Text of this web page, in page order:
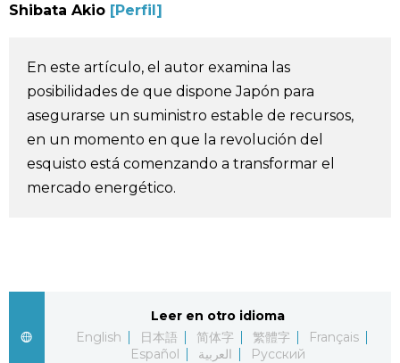
Vídeos e imágenes
En profundidad
Más
Datos de Japón
Fragmentos de Japón
Shibata Akio [Perfil]
En este artículo, el autor examina las
posibilidades de que dispone Japón para
asegurarse un suministro estable de recursos,
en un momento en que la revolución del
esquisto está comenzando a transformar el
mercado energético.
Leer en otro idioma
English
日本語 简体字 繁體字
Français
Español
العربية Русский